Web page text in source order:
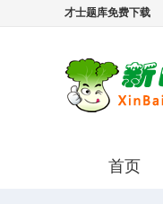
才士题库免费下载
首页